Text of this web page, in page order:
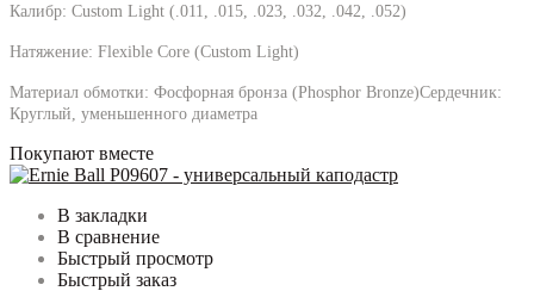
Калибр: Custom Light (.011, .015, .023, .032, .042, .052)
Натяжение: Flexible Core (Custom Light)
Материал обмотки: Фосфорная бронза (Phosphor Bronze)Сердечник:
Круглый, уменьшенного диаметра
Покупают вместе
В закладки
В сравнение
Быстрый просмотр
Быстрый заказ